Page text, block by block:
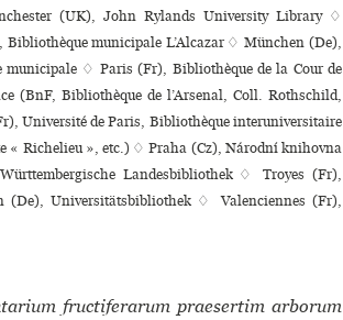
(UK), John Rylands University Library ♢
muni­ci­pale L’Alcazar ♢ München (De),
♢ Paris (Fr), Bibliothèque de la Cour de
(BnF, Bibliothèque de l’Arsenal, Coll. Rothschild,
Université de Paris, Bibliothèque inte­ru­ni­ver­si­taire
« Richelieu », etc.) ♢ Praha (Cz), Národní kni­hovna
Landesbibliothek ♢ Troyes (Fr),
(De), Universitätsbibliothek ♢ Valenciennes (Fr),
fructiferarum praesertim arborum